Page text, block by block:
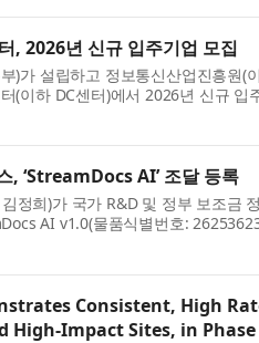
, 2026년 신규 입주기업 모집
)가 설립하고 정보통신산업진흥원(
(이하 DC센터)에서 2026년 신규
, ‘StreamDocs AI’ 조달 등록
정희)가 국가 R&D 및 정부 보조금
AI v1.0(물품식별번호:
Consistent, High
Impact Sites, in Phase